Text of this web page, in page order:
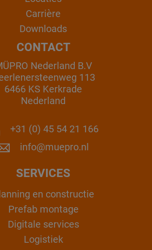
Carrière
Downloads
CONTACT
Nederland B.V
113
6466 KS Kerkrade
Nederland
+31 (0) 45 54 21 166
info@muepro.nl
SERVICES
en constructie
Prefab montage
Digitale services
Logistiek